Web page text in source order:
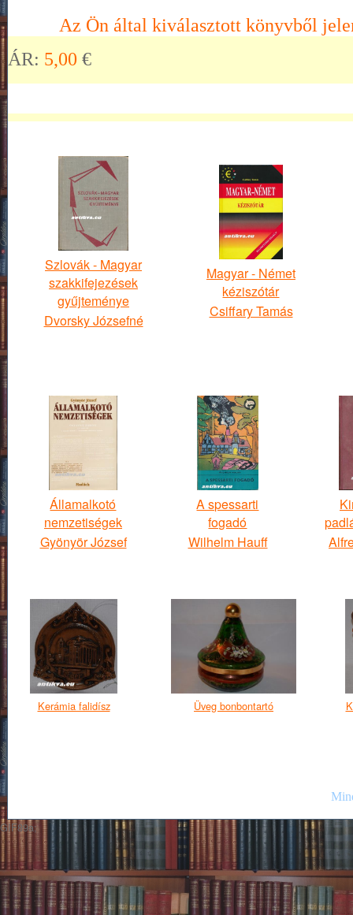
Az Ön által kiválasztott könyvből
ÁR: 5,00 €
Szlovák - Magyar
szakkifejezések
gyűjteménye
Dvorsky Józsefné
Magyar - Német
kéziszótár
Csiffary Tamás
Államalkotó
nemzetiségek
Gyönyör József
A spessarti
fogadó
Wilhelm Hauff
Kerámia falidísz Üveg bonbontartó
GIF89a;